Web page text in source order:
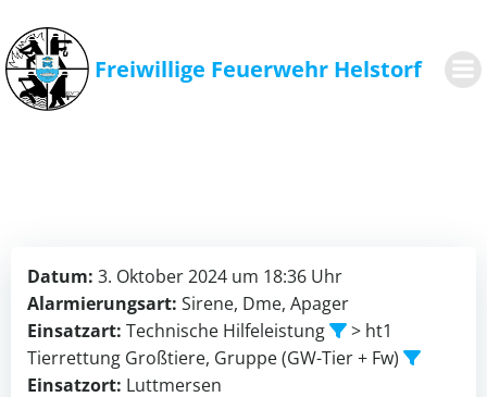
springen
Freiwillige Feuerwehr Helstorf
Datum: 3. Oktober 2024 um 18:36 Uhr
Alarmierungsart: Sirene, Dme, Apager
Einsatzart: Technische Hilfeleistung
> ht1
Tierrettung Großtiere, Gruppe (GW-Tier + Fw)
Einsatzort: Luttmersen